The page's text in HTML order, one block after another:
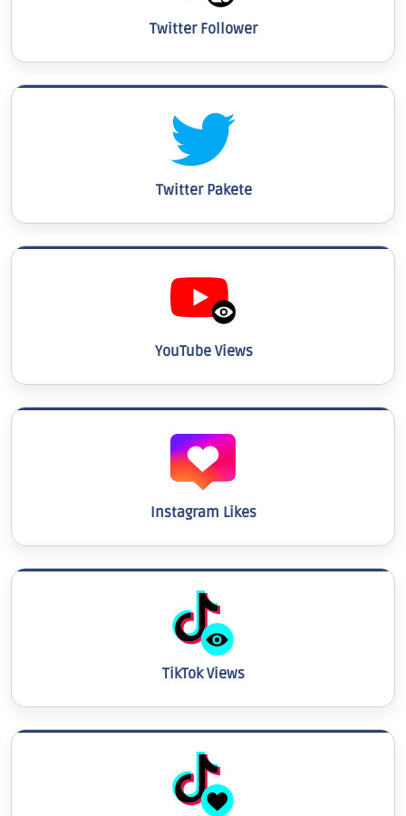
Twitter Follower
Twitter Pakete
YouTube Views
Instagram Likes
TikTok Views